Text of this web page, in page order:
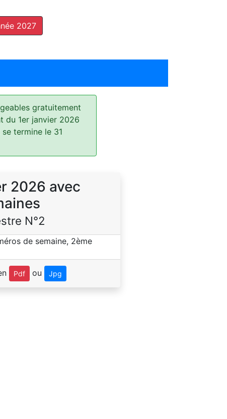
2027
gratuitement
du 1er janvier 2026
termine le 31
2026 avec
N°2
Pdf ou Jpg